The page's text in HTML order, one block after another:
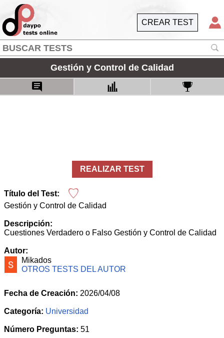
CREAR TEST
Gestión y Control de Calidad
REALIZAR TEST
Título del Test:
Gestión y Control de Calidad
Descripción:
Cuestiones Verdadero o Falso Gestión y Control de Calidad
Autor:
Mikados
OTROS TESTS DEL AUTOR
Fecha de Creación: 2026/04/08
Categoría: Universidad
Número Preguntas: 51